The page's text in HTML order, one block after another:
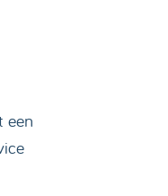
een